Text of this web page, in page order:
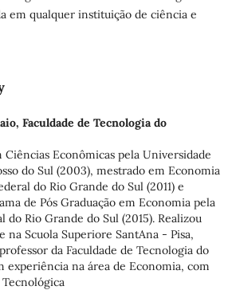
em qualquer instituição de ciência e
Faculdade de Tecnologia do
Ciências Econômicas pela Universidade
do Sul (2003), mestrado em Economia
do Rio Grande do Sul (2011) e
de Pós Graduação em Economia pela
do Rio Grande do Sul (2015). Realizou
na Scuola Superiore SantAna - Pisa,
da Faculdade de Tecnologia do
experiência na área de Economia, com